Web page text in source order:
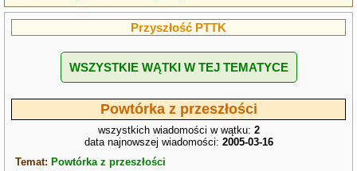
Przyszłość PTTK
WSZYSTKIE WĄTKI W TEJ TEMATYCE
Powtórka z przeszłości
wszystkich wiadomości w wątku: 2
data najnowszej wiadomości: 2005-03-16
Temat: Powtórka z przeszłości